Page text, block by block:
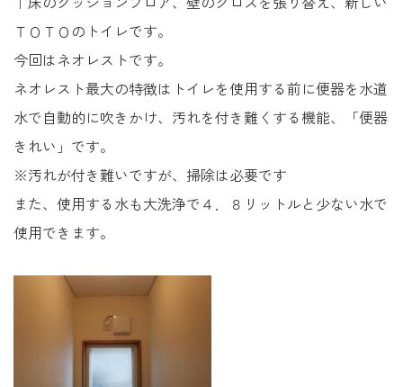
ＴＯＴＯのトイレです。
今回はネオレストです。
ネオレスト最大の特徴はトイレを使用する前に便器を水道
水で自動的に吹きかけ、汚れを付き難くする機能、「便器
きれい」です。
※汚れが付き難いですが、掃除は必要です
また、使用する水も大洗浄で４．８リットルと少ない水で
使用できます。